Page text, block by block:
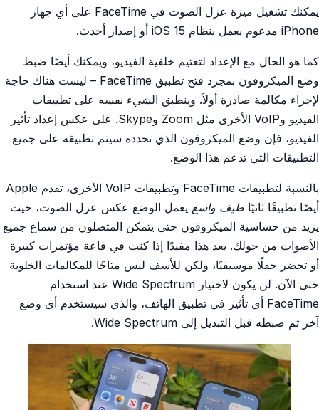
يمكنك تشغيل ميزة عزل الصوت في FaceTime على أي جهاز
iPhone مدعوم يعمل بنظام iOS 15 أو إصدار أحدث.
كما هو الحال مع الإعداد لتعتيم خلفية الفيديو، ويمكنك أيضًا ضبط
وضع الميكروفون بمجرد فتح تطبيق FaceTime – ليست هناك حاجة
لإجراء مكالمة صادرة أولاً. وينطبق الشيء نفسه على تطبيقات
الفيديو وVoIP الأخرى مثل Zoom وSkype. على عكس إعداد تأثير
الفيديو، فإن وضع الميكروفون الذي تحدده سيتم تطبيقه على جميع
التطبيقات التي تدعم هذا الوضع.
بالنسبة لتطبيقات FaceTime وتطبيقات VoIP الأخرى، تقدم Apple
أيضًا تطبيقًا ثانيًا طيف واسع يعمل الوضع عكس عزل الصوت، حيث
يزيد من حساسية الميكروفون حتى يتمكن المتصلون من سماع جميع
الأصوات من حولك. يعد هذا مفيدًا إذا كنت في قاعة مؤتمرات كبيرة
أو تحضر حفلًا موسيقيًا، ولكن للأسف ليس متاحًا للمكالمات الخلوية
حتى الآن. لن يكون لاختيار Wide Spectrum عند استخدام
FaceTime أي تأثير في تطبيق الهاتف، والذي سيستخدم أي وضع
آخر تم ضبطه قبل التبديل إلى Wide Spectrum.